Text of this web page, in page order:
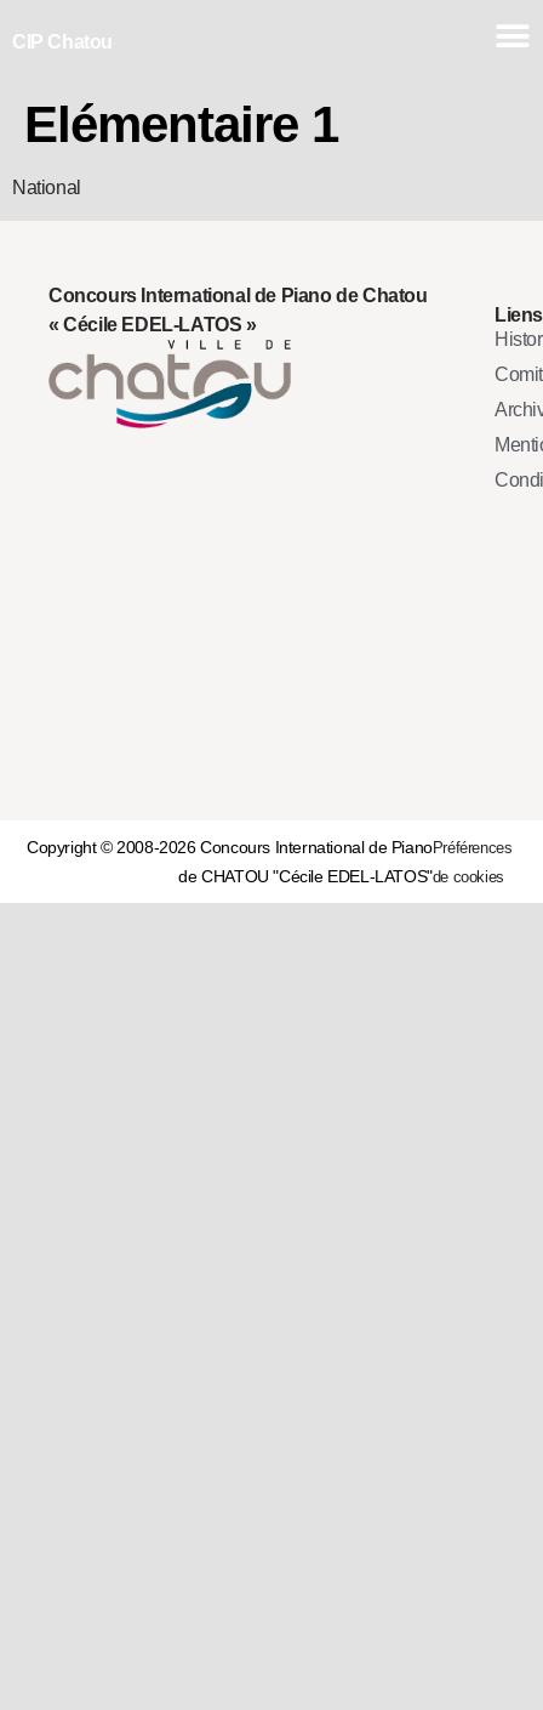
CIP Chatou
Elémentaire 1
National
Concours International de Piano de Chatou
« Cécile EDEL-LATOS »
Copyright © 2008-2026 Concours International de Piano
de CHATOU "Cécile EDEL-LATOS"
Préférences
de cookies